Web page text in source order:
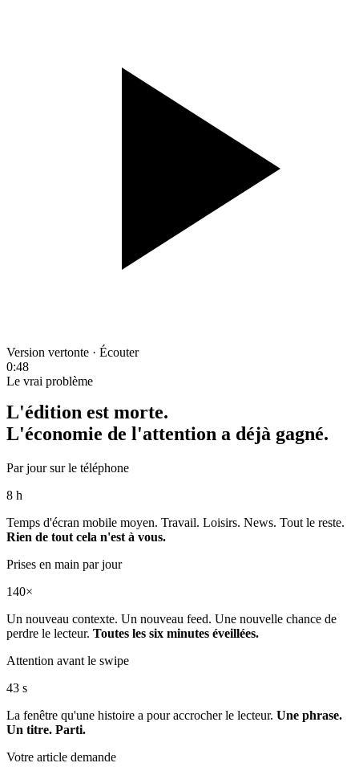
Version vertonte · Écouter
0:48
Le vrai problème
L'édition est morte.
L'économie de l'attention a déjà gagné.
Par jour sur le téléphone
8 h
Temps d'écran mobile moyen. Travail. Loisirs. News. Tout le reste.
Rien de tout cela n'est à vous.
Prises en main par jour
140×
Un nouveau contexte. Un nouveau feed. Une nouvelle chance de
perdre le lecteur. Toutes les six minutes éveillées.
Attention avant le swipe
43 s
La fenêtre qu'une histoire a pour accrocher le lecteur. Une phrase.
Un titre. Parti.
Votre article demande